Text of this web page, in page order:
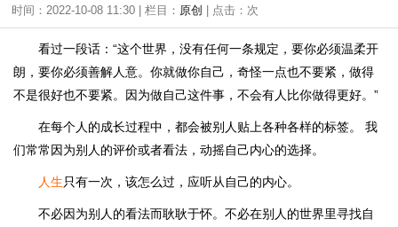
时间：2022-10-08 11:30 | 栏目： 原创 | 点击： 次
看过一段话：“这个世界，没有任何一条规定，要你必须温柔开
朗，要你必须善解人意。你就做你自己，奇怪一点也不要紧，做得
不是很好也不要紧。因为做自己这件事，不会有人比你做得更好。”
在每个人的成长过程中，都会被别人贴上各种各样的标签。 我
们常常因为别人的评价或者看法，动摇自己内心的选择。
人生只有一次，该怎么过，应听从自己的内心。
不必因为别人的看法而耿耿于怀。不必在别人的世界里寻找自